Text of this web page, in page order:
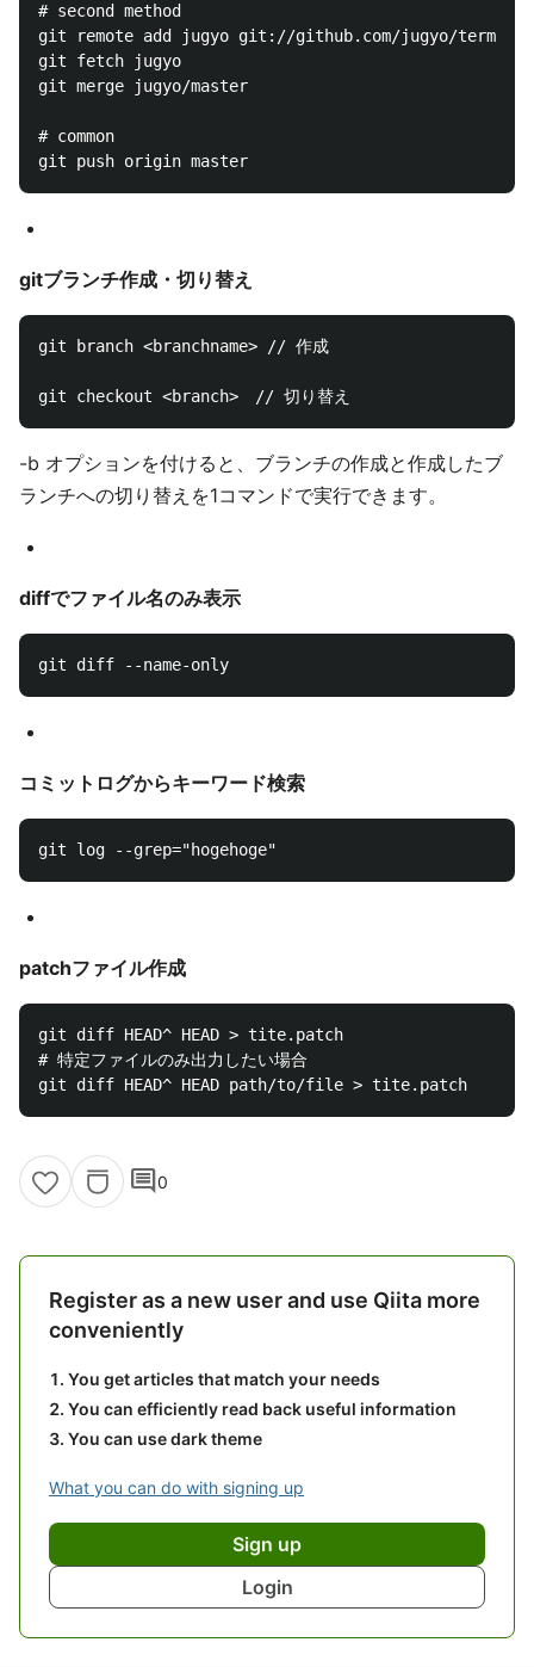
# second method
git remote add jugyo git://github.com/jugyo/
git fetch jugyo
git merge jugyo/master
# common
gitブランチ作成・切り替え
git branch <branchname> // 作成
-b オプションを付けると、ブランチの作成と作成したブ
ランチへの切り替えを1コマンドで実行できます。
diffでファイル名のみ表示
コミットログからキーワード検索
patchファイル作成
git diff HEAD^ HEAD > tite.patch
# 特定ファイルのみ出力したい場合
comment0
Register as a new user and use Qiita more
conveniently
You get articles that match your needs
You can efficiently read back useful information
You can use dark theme
What you can do with signing up
Sign up
Login